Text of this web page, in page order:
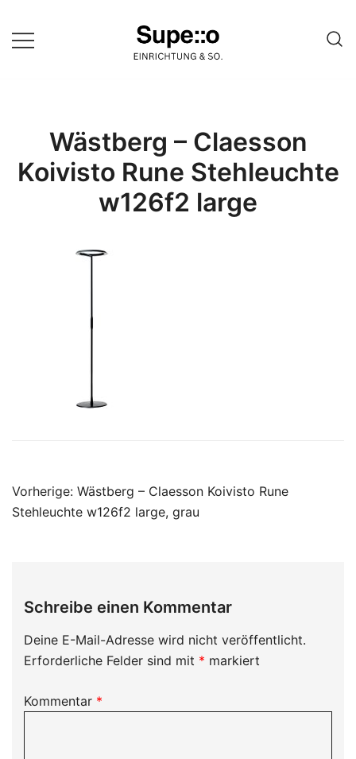
zum
Inhalt
einer Website
Wästberg – Claesson
Koivisto Rune Stehleuchte
w126f2 large
Beitragsnavigation
Vorherige: Wästberg – Claesson Koivisto Rune
Stehleuchte w126f2 large, grau
Schreibe einen Kommentar
Deine E-Mail-Adresse wird nicht veröffentlicht.
Erforderliche Felder sind mit * markiert
Kommentar *